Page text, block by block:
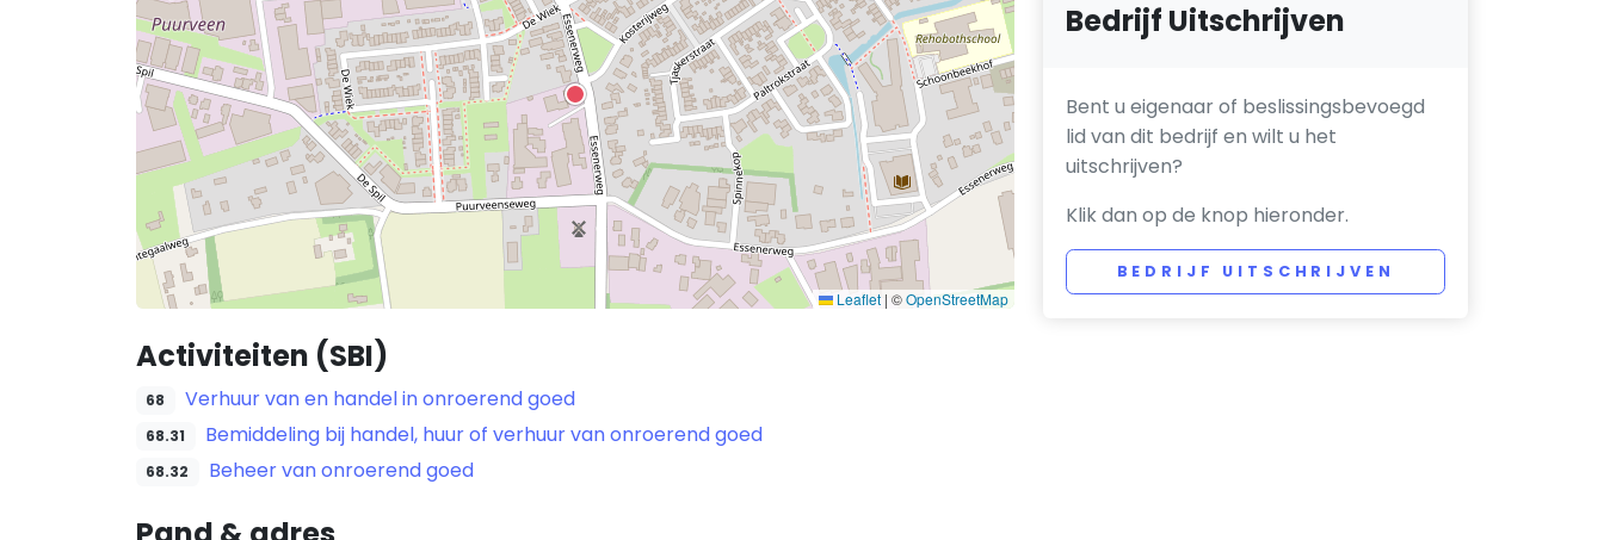
Leaflet | ©OpenStreetMap
Activiteiten (SBI)
68 Verhuur van en handel in onroerend goed
68.31 Bemiddeling bij handel, huur of verhuur van onroerend goed
68.32 Beheer van onroerend goed
Bedrijf Uitschrijven
Bent u eigenaar of beslissingsbevoegd
lid van dit bedrijf en wilt u het
uitschrijven?
Klik dan op de knop hieronder.
BEDRIJF UITSCHRIJVEN